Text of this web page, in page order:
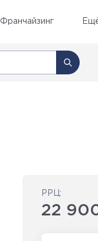
Франчайзинг
РРЦ:
22